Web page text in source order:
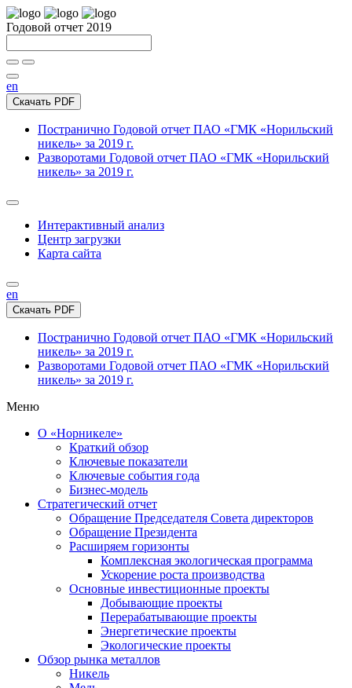
Годовой отчет 2019
en
Скачать PDF
Постранично Годовой отчет ПАО «ГМК «Норильский
никель» за 2019 г.
Разворотами Годовой отчет ПАО «ГМК «Норильский
никель» за 2019 г.
Интерактивный анализ
Центр загрузки
Карта сайта
en
Скачать PDF
Постранично Годовой отчет ПАО «ГМК «Норильский
никель» за 2019 г.
Разворотами Годовой отчет ПАО «ГМК «Норильский
никель» за 2019 г.
Меню
О «Норникеле»
Краткий обзор
Ключевые показатели
Ключевые события года
Бизнес-модель
Стратегический отчет
Обращение Председателя Совета директоров
Обращение Президента
Расширяем горизонты
Комплексная экологическая программа
Ускорение роста производства
Основные инвестиционные проекты
Добывающие проекты
Перерабатывающие проекты
Энергетические проекты
Экологические проекты
Обзор рынка металлов
Никель